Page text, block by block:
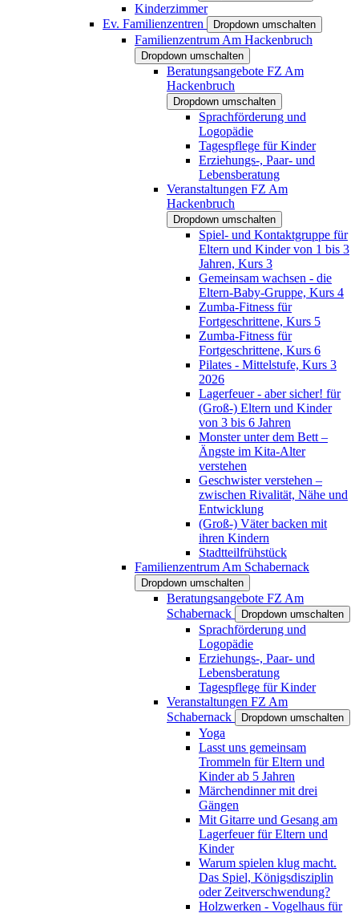
Kinderzimmer
Ev. Familienzentren
Dropdown umschalten
Familienzentrum Am Hackenbruch
Dropdown umschalten
Beratungsangebote FZ Am
Hackenbruch
Dropdown umschalten
Sprachförderung und
Logopädie
Tagespflege für Kinder
Erziehungs-, Paar- und
Lebensberatung
Veranstaltungen FZ Am
Hackenbruch
Dropdown umschalten
Spiel- und Kontaktgruppe für
Eltern und Kinder von 1 bis 3
Jahren, Kurs 3
Gemeinsam wachsen - die
Eltern-Baby-Gruppe, Kurs 4
Zumba-Fitness für
Fortgeschrittene, Kurs 5
Zumba-Fitness für
Fortgeschrittene, Kurs 6
Pilates - Mittelstufe, Kurs 3
2026
Lagerfeuer - aber sicher! für
(Groß-) Eltern und Kinder
von 3 bis 6 Jahren
Monster unter dem Bett –
Ängste im Kita-Alter
verstehen
Geschwister verstehen –
zwischen Rivalität, Nähe und
Entwicklung
(Groß-) Väter backen mit
ihren Kindern
Stadtteilfrühstück
Familienzentrum Am Schabernack
Dropdown umschalten
Beratungsangebote FZ Am
Schabernack
Dropdown umschalten
Sprachförderung und
Logopädie
Erziehungs-, Paar- und
Lebensberatung
Tagespflege für Kinder
Veranstaltungen FZ Am
Schabernack
Dropdown umschalten
Yoga
Lasst uns gemeinsam
Trommeln für Eltern und
Kinder ab 5 Jahren
Märchendinner mit drei
Gängen
Mit Gitarre und Gesang am
Lagerfeuer für Eltern und
Kinder
Warum spielen klug macht.
Das Spiel, Königsdisziplin
oder Zeitverschwendung?
Holzwerken - Vogelhaus für